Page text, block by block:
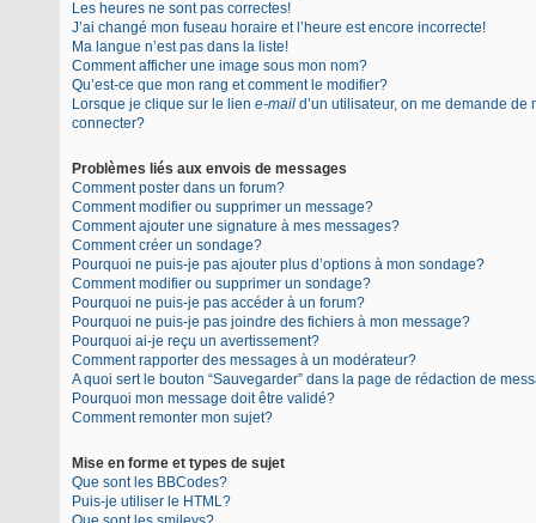
Les heures ne sont pas correctes!
J’ai changé mon fuseau horaire et l’heure est encore incorrecte!
Ma langue n’est pas dans la liste!
Comment afficher une image sous mon nom?
Qu’est-ce que mon rang et comment le modifier?
Lorsque je clique sur le lien e-mail d’un utilisateur, on me demande de
connecter?
Problèmes liés aux envois de messages
Comment poster dans un forum?
Comment modifier ou supprimer un message?
Comment ajouter une signature à mes messages?
Comment créer un sondage?
Pourquoi ne puis-je pas ajouter plus d’options à mon sondage?
Comment modifier ou supprimer un sondage?
Pourquoi ne puis-je pas accéder à un forum?
Pourquoi ne puis-je pas joindre des fichiers à mon message?
Pourquoi ai-je reçu un avertissement?
Comment rapporter des messages à un modérateur?
A quoi sert le bouton “Sauvegarder” dans la page de rédaction de
Pourquoi mon message doit être validé?
Comment remonter mon sujet?
Mise en forme et types de sujet
Que sont les BBCodes?
Puis-je utiliser le HTML?